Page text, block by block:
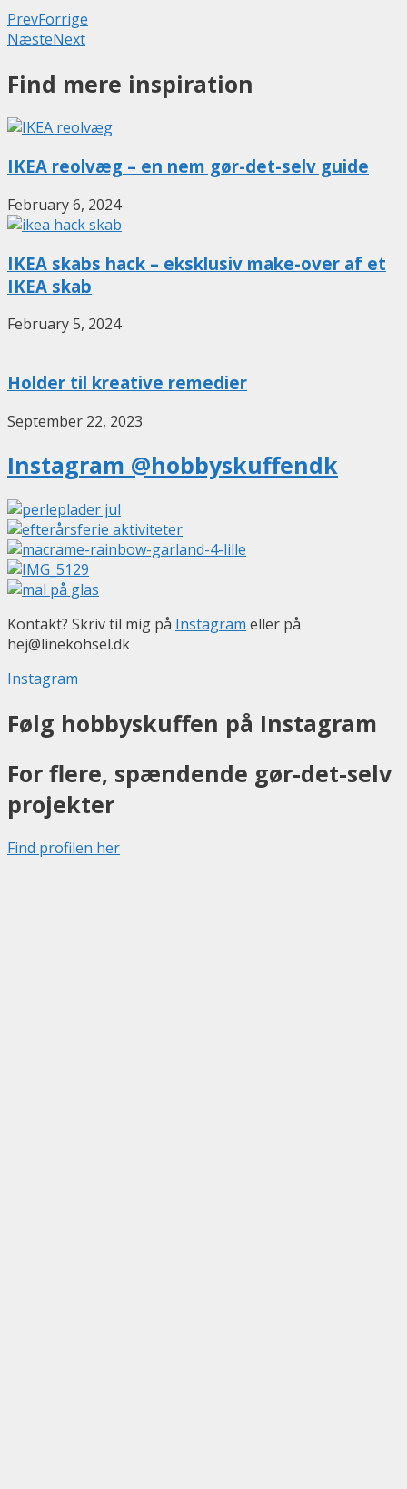
PrevForrige
NæsteNext
Find mere inspiration
IKEA reolvæg – en nem gør-det-selv guide
February 6, 2024
IKEA skabs hack – eksklusiv make-over af et
IKEA skab
February 5, 2024
Holder til kreative remedier
September 22, 2023
Instagram @hobbyskuffendk
Kontakt? Skriv til mig på Instagram eller på
hej@linekohsel.dk
Instagram
Følg hobbyskuffen på Instagram
For flere, spændende gør-det-selv
projekter
Find profilen her